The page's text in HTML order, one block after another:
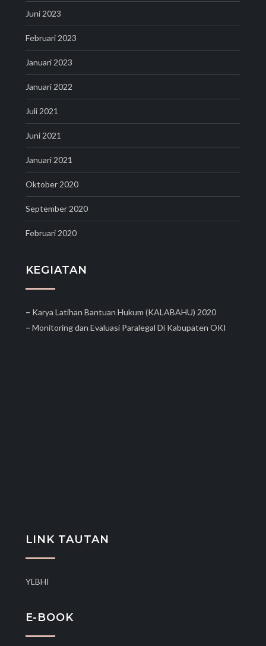
Juni 2023
Februari 2023
Januari 2023
Januari 2022
Juli 2021
Juni 2021
Januari 2021
Oktober 2020
September 2020
Februari 2020
KEGIATAN
– Karya Latihan Bantuan Hukum (KALABAHU) 2020
– Monitoring dan Evaluasi Paralegal Di Kabupaten OKI
LINK TAUTAN
YLBHI
E-BOOK